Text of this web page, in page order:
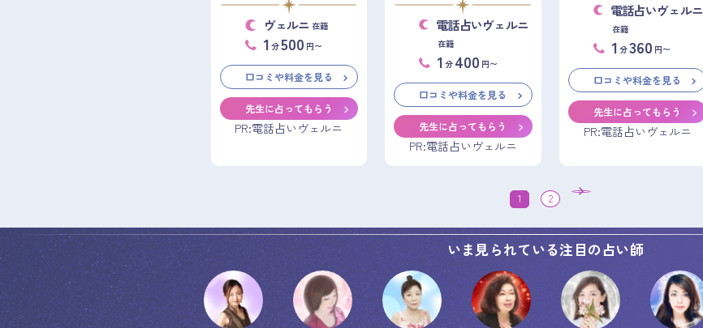
ヴェルニ 在籍
1 分500 円〜
口コミや料金を見る
先生に占ってもらう
PR:電話占いヴェルニ
電話占いヴェルニ
在籍
1 分 400 円〜
口コミや料金を見る
先生に占ってもらう
PR:電話占いヴェルニ
電話占いヴェルニ
在籍
1 分360 円〜
口コミや料金を見る
先生に占ってもらう
PR:電話占いヴェルニ
1 2
いま見られている注目の占い師